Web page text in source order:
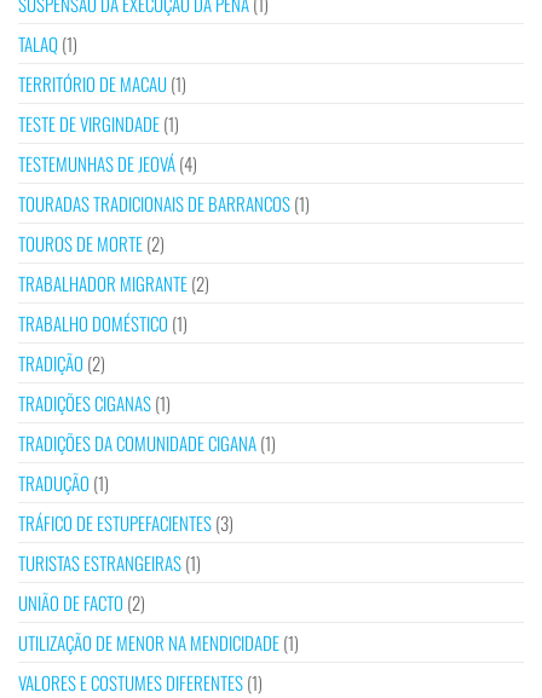
TALAQ(1)
TERRITÓRIO DE MACAU(1)
TESTE DE VIRGINDADE(1)
TESTEMUNHAS DE JEOVÁ(4)
TOURADAS TRADICIONAIS DE BARRANCOS(1)
TOUROS DE MORTE(2)
TRABALHADOR MIGRANTE(2)
TRABALHO DOMÉSTICO (1)
TRADIÇÃO (2)
TRADIÇÕES CIGANAS(1)
TRADIÇÕES DA COMUNIDADE CIGANA(1)
TRADUÇÃO (1)
TRÁFICO DE ESTUPEFACIENTES(3)
TURISTAS ESTRANGEIRAS(1)
UNIÃO DE FACTO (2)
UTILIZAÇÃO DE MENOR NA MENDICIDADE(1)
VALORES E COSTUMES DIFERENTES(1)